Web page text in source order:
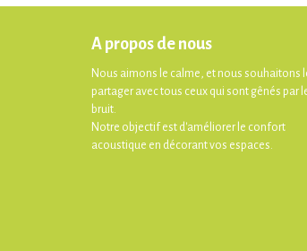
A propos de nous
Nous aimons le calme, et nous souhaitons
partager avec tous ceux qui sont gênés par
bruit.
Notre objectif est d'améliorer le confort
acoustique en décorant vos espaces.